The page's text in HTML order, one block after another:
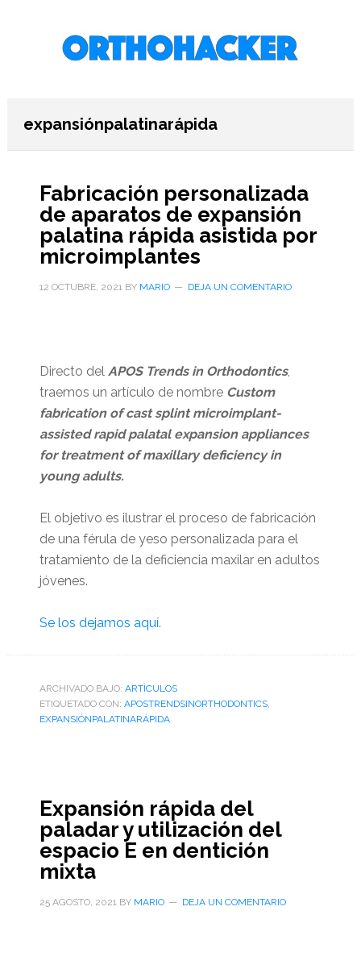
expansiónpalatinarápida
Fabricación personalizada
de aparatos de expansión
palatina rápida asistida por
microimplantes
12 OCTUBRE, 2021BY MARIO DEJA UN COMENTARIO
Directo del APOS Trends in Orthodontics,
traemos un artículo de nombre Custom
fabrication of cast splint microimplant-
assisted rapid palatal expansion appliances
for treatment of maxillary deficiency in
young adults.
El objetivo es ilustrar el proceso de fabricación
de una férula de yeso personalizada para el
tratamiento de la deficiencia maxilar en adultos
jóvenes.
Se los dejamos aquí.
ARCHIVADO BAJO: ARTÌCULOS
ETIQUETADO CON: APOSTRENDSINORTHODONTICS,
EXPANSIÓNPALATINARÁPIDA
Expansión rápida del
paladar y utilización del
espacio E en dentición
mixta
25 AGOSTO, 2021BY MARIO DEJA UN COMENTARIO